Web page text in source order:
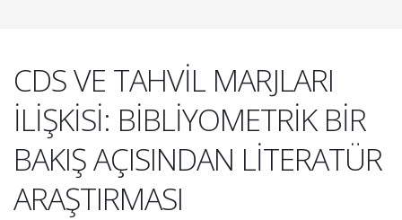
CDS VE TAHVİL MARJLARI
İLİŞKİSİ: BİBLİYOMETRİK BİR
BAKIŞ AÇISINDAN LİTERATÜR
ARAŞTIRMASI